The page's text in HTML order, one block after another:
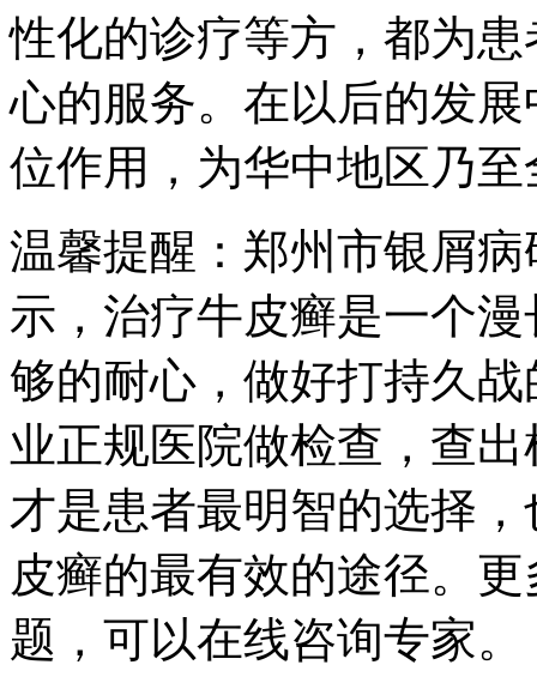
性化的诊疗等方，都为
心的服务。在以后的发
位作用，为华中地区乃
温馨提醒：郑州市银屑
示，治疗牛皮癣是一个
够的耐心，做好打持久
业正规医院做检查，查
才是患者最明智的选择
皮癣的最有效的途径。
题，可以在线咨询专家。